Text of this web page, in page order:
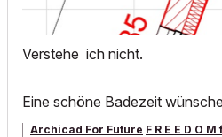
Verstehe ich nicht.
Eine schöne Badezeit
Archicad For Future F R E E D O